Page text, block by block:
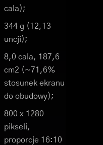
cala);
344 g (12,13
uncji);
8,0 cala, 187,6
cm2 (~71,6%
stosunek ekranu
do obudowy);
800 x 1280
pikseli,
proporcje 16:10